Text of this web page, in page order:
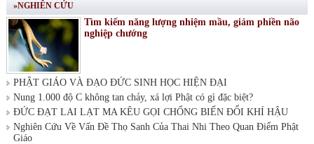
»NGHIÊN CỨU
Tìm kiếm năng lượng nhiệm mầu, giảm phiền não
nghiệp chướng
PHẬT GIÁO VÀ ĐẠO ĐỨC SINH HỌC HIỆN ĐẠI
Nung 1.000 độ C không tan chảy, xá lợi Phật có gì đặc biệt?
ĐỨC ĐẠT LAI LẠT MA KÊU GỌI CHỐNG BIẾN ĐỔI KHÍ HẬU
Nghiên Cứu Về Vấn Đề Thọ Sanh Của Thai Nhi Theo Quan Điểm Phật
Giáo